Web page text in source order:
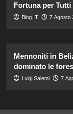
Fortuna per
Blog.IT 7 Agosto
Mennoniti in
dominato le
Luigi Salemi 7